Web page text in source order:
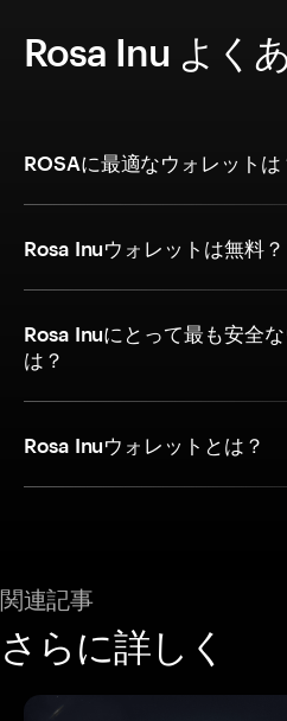
Rosa Inu よく
ROSAに最適なウォレットは
Rosa Inuウォレットは無料？
Rosa Inuにとって最も安全
は？
Rosa Inuウォレットとは？
関連記事
さらに詳しく